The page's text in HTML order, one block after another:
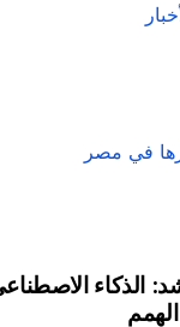
في مصر
الذكاء